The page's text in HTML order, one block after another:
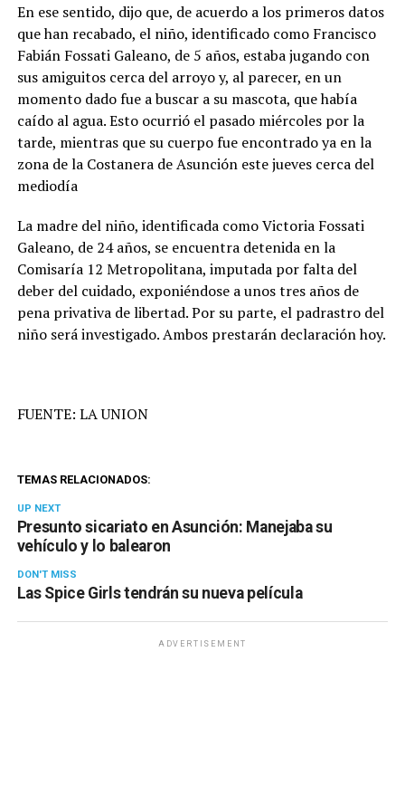
En ese sentido, dijo que, de acuerdo a los primeros datos
que han recabado, el niño, identificado como Francisco
Fabián Fossati Galeano, de 5 años, estaba jugando con
sus amiguitos cerca del arroyo y, al parecer, en un
momento dado fue a buscar a su mascota, que había
caído al agua. Esto ocurrió el pasado miércoles por la
tarde, mientras que su cuerpo fue encontrado ya en la
zona de la Costanera de Asunción este jueves cerca del
mediodía
La madre del niño, identificada como Victoria Fossati
Galeano, de 24 años, se encuentra detenida en la
Comisaría 12 Metropolitana, imputada por falta del
deber del cuidado, exponiéndose a unos tres años de
pena privativa de libertad. Por su parte, el padrastro del
niño será investigado. Ambos prestarán declaración hoy.
FUENTE: LA UNION
TEMAS RELACIONADOS:
UP NEXT
Presunto sicariato en Asunción: Manejaba su
vehículo y lo balearon
DON'T MISS
Las Spice Girls tendrán su nueva película
ADVERTISEMENT